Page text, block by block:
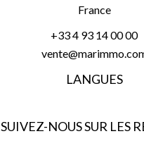
France
+33 4 93 14 00 00
LANGUES
SUIVEZ-NOUS SUR LES